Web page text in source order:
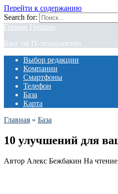
Перейти к содержанию
Search for:
Герман Геншин
Блог об IT-технологиях
Выбор редакции
Компании
Смартфоны
Телефон
База
Карта
Главная » База
10 улучшений для
Автор Алекс Бежбакин На чтение